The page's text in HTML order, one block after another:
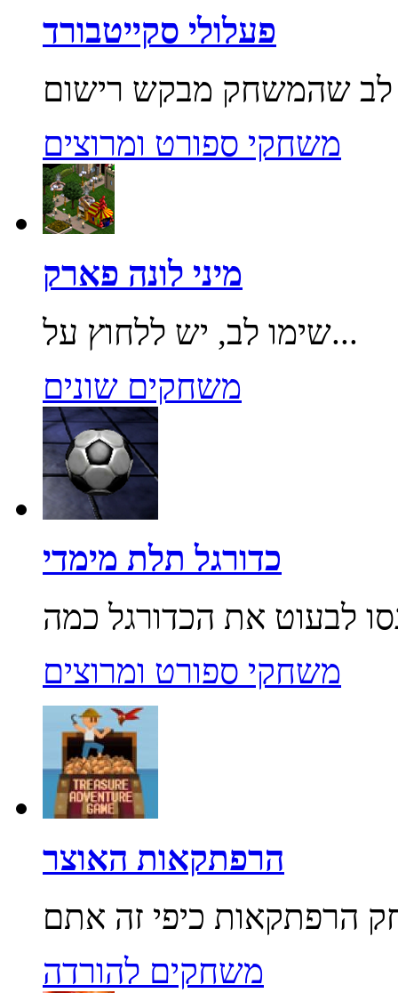
פעלולי סקייטבורד
משחקי ספורט ומרוצים
מיני לונה פארק
שימו לב, יש ללחוץ על...
משחקים שונים
כדורגל תלת מימדי
משחקי ספורט ומרוצים
הרפתקאות האוצר
משחקים להורדה